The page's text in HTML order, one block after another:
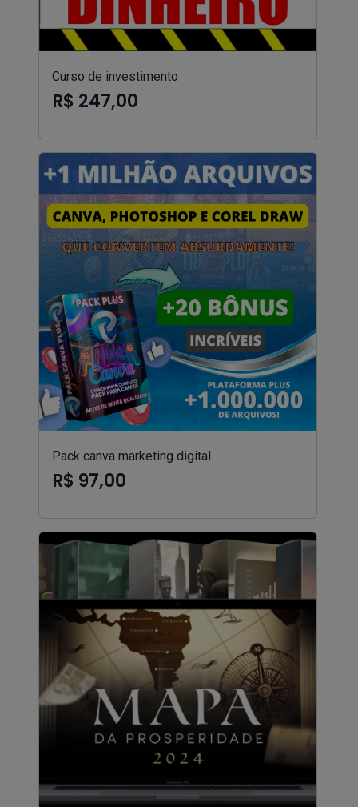
Curso de investimento
R$ 247,00
Pack canva marketing digital
R$ 97,00